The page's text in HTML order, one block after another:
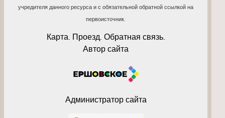
учредителя данного ресурса и с обязательной обратной ссылкой на
первоисточник.
Карта. Проезд. Обратная связь.
Автор сайта
Администратор сайта